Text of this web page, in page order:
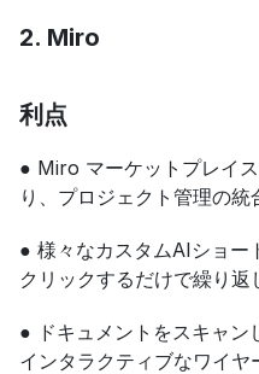
2. Miro
利点
● Miro マーケットプレイ
り、プロジェクト管理の統
● 様々なカスタムAIショー
クリックするだけで繰り返
● ドキュメントをスキャン
インタラクティブなワイ